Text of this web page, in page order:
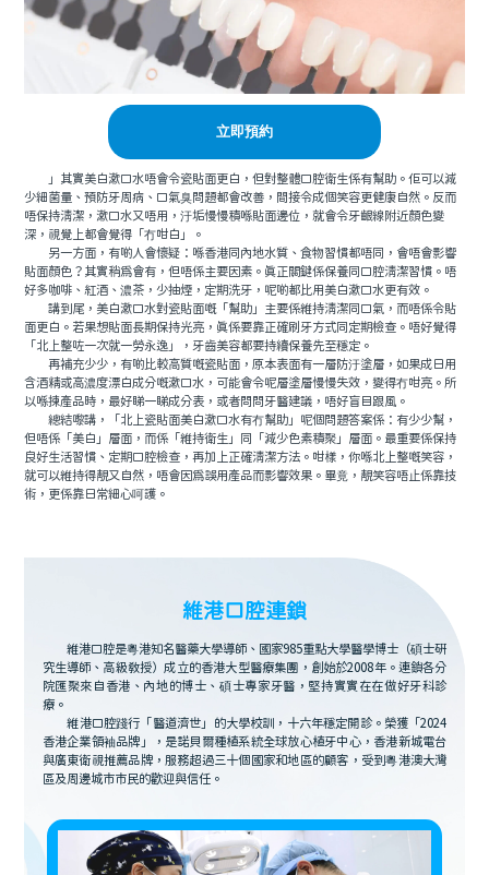
立即預約
」其實美白漱口水唔會令瓷貼面更白，但對整體口腔衛生係有幫助。佢可以減
少細菌量、預防牙周病、口氣臭問題都會改善，間接令成個笑容更健康自然。反而
唔保持清潔，漱口水又唔用，汙垢慢慢積喺貼面邊位，就會令牙齦線附近顏色變
深，視覺上都會覺得「冇咁白」。
另一方面，有啲人會懷疑：喺香港同內地水質、食物習慣都唔同，會唔會影響
貼面顏色？其實稍為會有，但唔係主要因素。真正關鍵係保養同口腔清潔習慣。唔
好多咖啡、紅酒、濃茶，少抽煙，定期洗牙，呢啲都比用美白漱口水更有效。
講到尾，美白漱口水對瓷貼面嘅「幫助」主要係維持清潔同口氣，而唔係令貼
面更白。若果想貼面長期保持光亮，真係要靠正確刷牙方式同定期檢查。唔好覺得
「北上整咗一次就一勞永逸」，牙齒美容都要持續保養先至穩定。
再補充少少，有啲比較高質嘅瓷貼面，原本表面有一層防汙塗層，如果成日用
含酒精或高濃度漂白成分嘅漱口水，可能會令呢層塗層慢慢失效，變得冇咁亮。所
以喺揀產品時，最好睇一睇成分表，或者問問牙醫建議，唔好盲目跟風。
總結嚟講，「北上瓷貼面美白漱口水有冇幫助」呢個問題答案係：有少少幫，
但唔係「美白」層面，而係「維持衛生」同「減少色素積聚」層面。最重要係保持
良好生活習慣、定期口腔檢查，再加上正確清潔方法。咁樣，你喺北上整嘅笑容，
就可以維持得靚又自然，唔會因為誤用產品而影響效果。畢竟，靚笑容唔止係靠技
術，更係靠日常細心呵護。
維港口腔連鎖
維港口腔是粵港知名醫藥大學導師、國家985重點大學醫學博士（碩士研
究生導師、高級教授）成立的香港大型醫療集團，創始於2008年。連鎖各分
院匯聚來自香港、內地的博士、碩士專家牙醫，堅持實實在在做好牙科診
療。
維港口腔踐行「醫道濟世」的大學校訓，十六年穩定開診。榮獲「2024
香港企業領袖品牌」，是諾貝爾種植系統全球放心植牙中心，香港新城電台
與廣東衛視推薦品牌，服務超過三十個國家和地區的顧客，受到粵港澳大灣
區及周邊城市市民的歡迎與信任。